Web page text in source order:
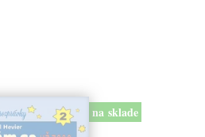
na sklade